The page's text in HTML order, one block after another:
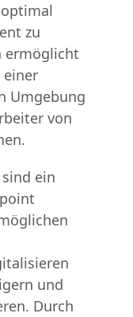
zu
ermöglicht
einer
Umgebung
von
ein
und
Durch